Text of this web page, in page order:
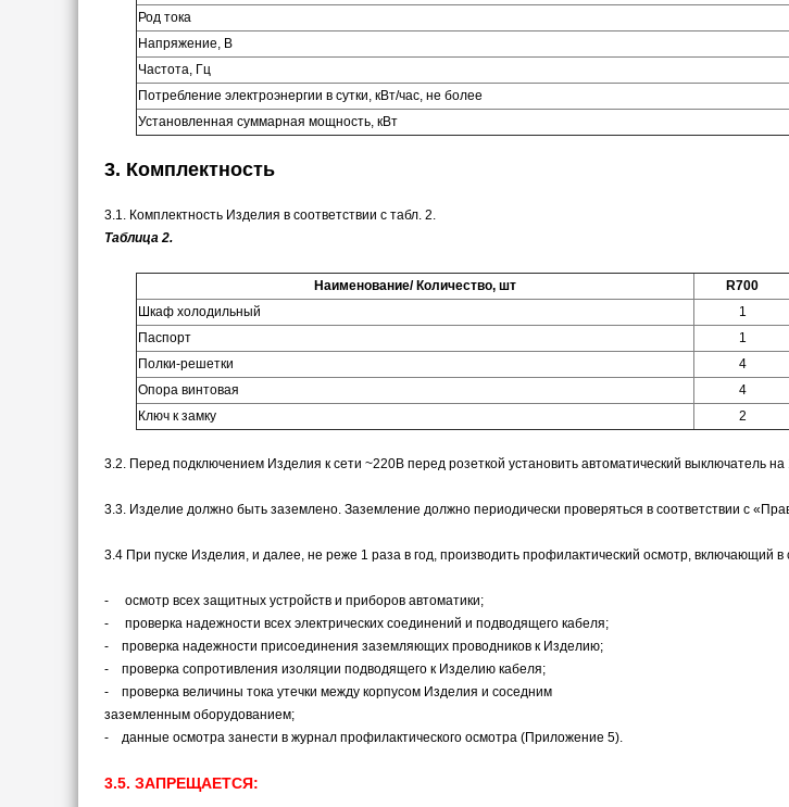
Род тока
Напряжение, В
Частота, Гц
Потребление электроэнергии в сутки, кВт/час, не более
Установленная суммарная мощность, кВт
3. Комплектность
3.1. Комплектность Изделия в соответствии с табл. 2.
Таблица 2.
Наименование/ Количество, шт R700
Шкаф холодильный
1
Паспорт
1
Полки-решетки
4
Опора винтовая
4
Ключ к замку
2
3.2. Перед подключением Изделия к сети ~220В перед розеткой установить автоматический выключатель на
3.3. Изделие должно быть заземлено. Заземление должно периодически проверяться в соответствии с
3.4 При пуске Изделия, и далее, не реже 1 раза в год, производить профилактический осмотр, включающий
- осмотр всех защитных устройств и приборов автоматики;
- проверка надежности всех электрических соединений и подводящего кабеля;
- проверка надежности присоединения заземляющих проводников к Изделию;
- проверка сопротивления изоляции подводящего к Изделию кабеля;
- проверка величины тока утечки между корпусом Изделия и соседним
заземленным оборудованием;
- данные осмотра занести в журнал профилактического осмотра (Приложение 5).
3.5. ЗАПРЕЩАЕТСЯ: